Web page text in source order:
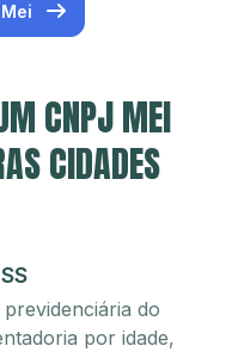
CNPJ MEI
CIDADES
do
por idade,